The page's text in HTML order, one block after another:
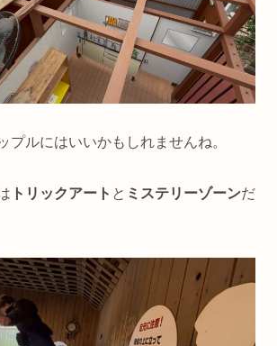
プルにはいいかもしれませんね。
トリックアート と ミステリーゾーンだ